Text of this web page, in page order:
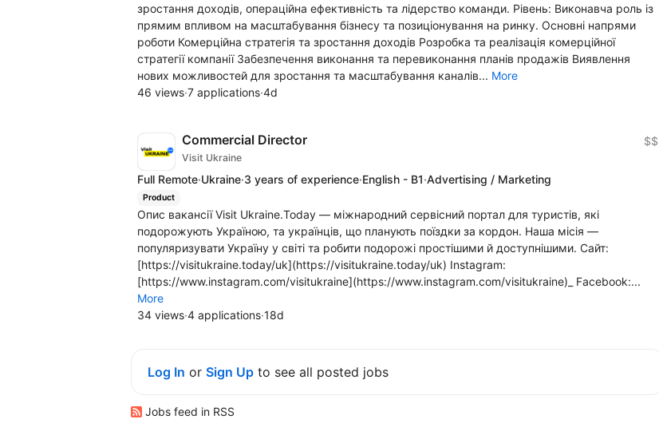
зростання доходів, операційна ефективність та лідерство команди. Рівень: Виконавча роль із
прямим впливом на масштабування бізнесу та позиціонування на ринку. Основні напрями
роботи Комерційна стратегія та зростання доходів Розробка та реалізація комерційної
стратегії компанії Забезпечення виконання та перевиконання планів продажів Виявлення
нових можливостей для зростання та масштабування каналів... More
46 views·7 applications·4d
Commercial Director
Visit Ukraine
$$
Full Remote·Ukraine·3 years of experience·English - B1·Advertising / Marketing
Product
Опис вакансії Visit Ukraine.Today — міжнародний сервісний портал для туристів, які
подорожують Україною, та українців, що планують поїздки за кордон. Наша місія —
популяризувати Україну у світі та робити подорожі простішими й доступнішими. Сайт:
[https://visitukraine.today/uk](https://visitukraine.today/uk) Instagram:
[https://www.instagram.com/visitukraine](https://www.instagram.com/visitukraine)_ Facebook:...
More
34 views·4 applications·18d
Log In or Sign Up to see all posted jobs
Jobs feed in RSS